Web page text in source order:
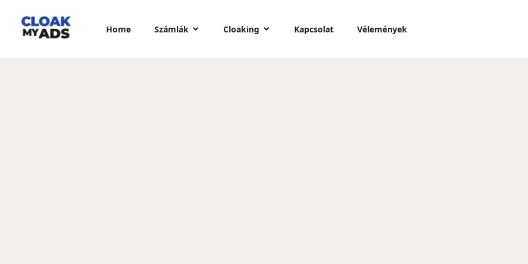
Home Számlák Cloaking Kapcsolat Vélemények